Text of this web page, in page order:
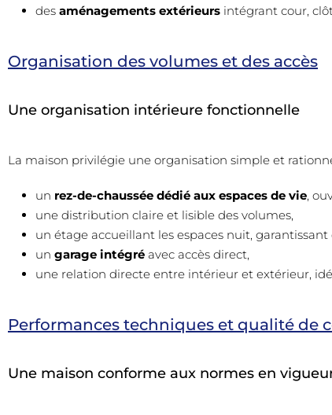
des aménagements extérieurs intégrant cour,
Organisation des volumes et des accès
Une organisation intérieure fonctionnelle
La maison privilégie une organisation simple et
un rez-de-chaussée dédié aux espaces de vie,
une distribution claire et lisible des volumes,
un étage accueillant les espaces nuit,
un garage intégré avec accès direct,
une relation directe entre intérieur et extérieur,
Performances techniques et qualité de
Une maison conforme aux normes en